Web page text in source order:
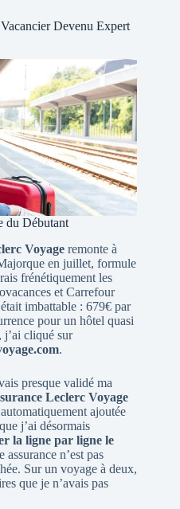
Devenu Expert
du Débutant
Voyage remonte à
en juillet, formule
frénétiquement les
et Carrefour
était imbattable : 679€ par
pour un hôtel quasi
j’ai cliqué sur
.
presque validé ma
Leclerc Voyage
ajoutée
j’ai désormais
la ligne par ligne le
assurance n’est pas
Sur un voyage à deux,
que je n’avais pas